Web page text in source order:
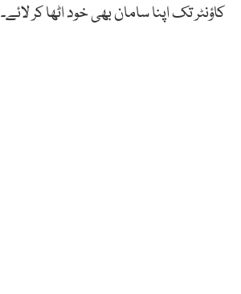
کاؤنٹر تک اپنا سامان بھی خود اٹھا کر لائے۔